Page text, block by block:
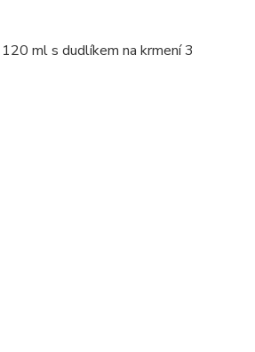
ml s dudlíkem na krmení 3